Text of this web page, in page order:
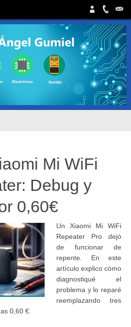
Mi WiFi
Debug y
0,60€
Un Xiaomi Mi WiFi
Repeater Pro dejó
de funcionar de
repente. En este
artículo explico cómo
diagnostiqué el
problema y lo reparé
reemplazando tres
0,60 €.